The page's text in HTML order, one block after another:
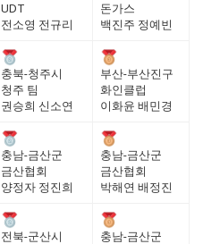
UDT
전소영 전규리
돈가스
백진주 정예빈
충북-청주시
청주 팀
권승희 신소연
부산-부산진구
화인클럽
이화윤 배민경
충남-금산군
금산협회
양정자 정진희
충남-금산군
금산협회
박해연 배정진
전북-군산시
충남-금산군